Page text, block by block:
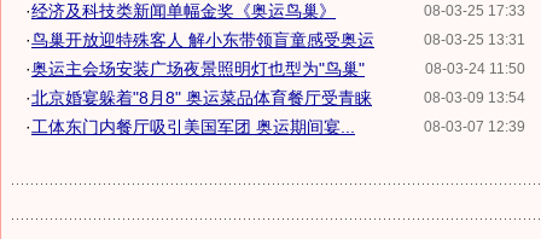
08-03-25 17:33
·经济及科技类新闻单幅金奖《奥运鸟巢》
08-03-25 13:31
·鸟巢开放迎特殊客人 解小东带领盲童感受奥运
08-03-24 11:50
·奥运主会场安装广场夜景照明灯也型为"鸟巢"
08-03-09 13:54
·北京婚宴躲着"8月8" 奥运菜品体育餐厅受青睐
08-03-07 12:39
·工体东门内餐厅吸引美国军团 奥运期间宴...